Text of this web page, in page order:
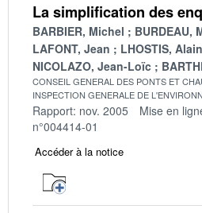
La simplification des
BARBIER, Michel
BURDEAU,
LAFONT, Jean
LHOSTIS, Alain
NICOLAZO, Jean-Loïc
CONSEIL GENERAL DES PONTS ET
INSPECTION GENERALE DE
Rapport: nov. 2005 Mise en
n°004414-01
Accéder à la notice